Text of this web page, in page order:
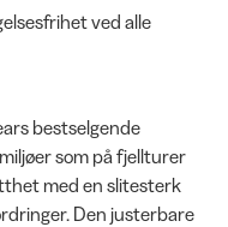
ved alle
bestselgende
som på fjellturer
med en slitesterk
Den justerbare